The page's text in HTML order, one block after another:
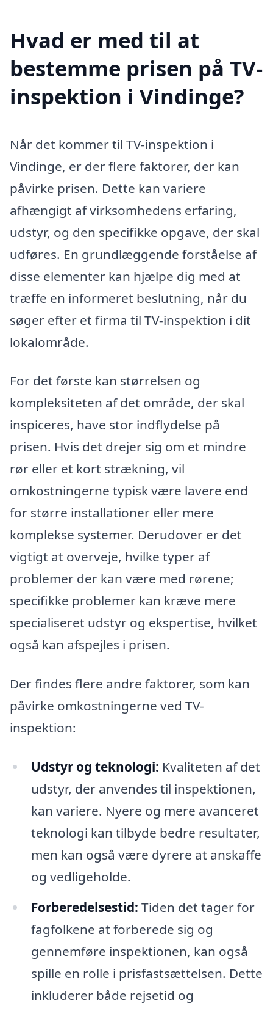
Hvad er med til at
bestemme prisen på TV-
inspektion i Vindinge?
Når det kommer til TV-inspektion i
Vindinge, er der flere faktorer, der kan
påvirke prisen. Dette kan variere
afhængigt af virksomhedens erfaring,
udstyr, og den specifikke opgave, der skal
udføres. En grundlæggende forståelse af
disse elementer kan hjælpe dig med at
træffe en informeret beslutning, når du
søger efter et firma til TV-inspektion i dit
lokalområde.
For det første kan størrelsen og
kompleksiteten af det område, der skal
inspiceres, have stor indflydelse på
prisen. Hvis det drejer sig om et mindre
rør eller et kort strækning, vil
omkostningerne typisk være lavere end
for større installationer eller mere
komplekse systemer. Derudover er det
vigtigt at overveje, hvilke typer af
problemer der kan være med rørene;
specifikke problemer kan kræve mere
specialiseret udstyr og ekspertise, hvilket
også kan afspejles i prisen.
Der findes flere andre faktorer, som kan
påvirke omkostningerne ved TV-
inspektion:
Udstyr og teknologi: Kvaliteten af det
udstyr, der anvendes til inspektionen,
kan variere. Nyere og mere avanceret
teknologi kan tilbyde bedre resultater,
men kan også være dyrere at anskaffe
og vedligeholde.
Forberedelsestid: Tiden det tager for
fagfolkene at forberede sig og
gennemføre inspektionen, kan også
spille en rolle i prisfastsættelsen. Dette
inkluderer både rejsetid og